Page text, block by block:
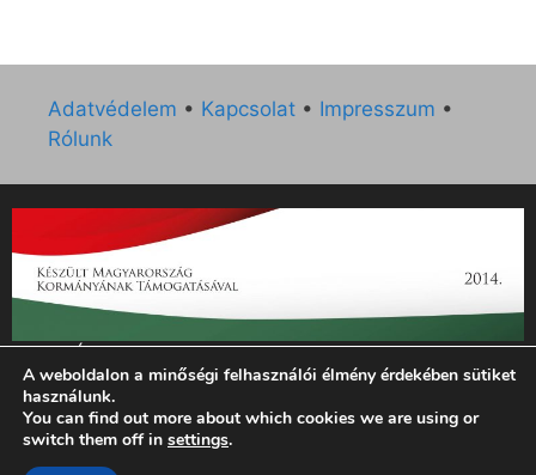
Adatvédelem • Kapcsolat • Impresszum •
Rólunk
„Az Új Ember katolikus hetilap 2014. évi működésének
támogatását az EGYH-KCP-14-P-0121 sz. támogatási
szerződés keretében 3 000 000 Ft összegben támogatta az
Emberi Erőforrások Minisztériuma.”
A weboldalon a minőségi felhasználói élmény érdekében sütiket
használunk.
You can find out more about which cookies we are using or
switch them off in settings.